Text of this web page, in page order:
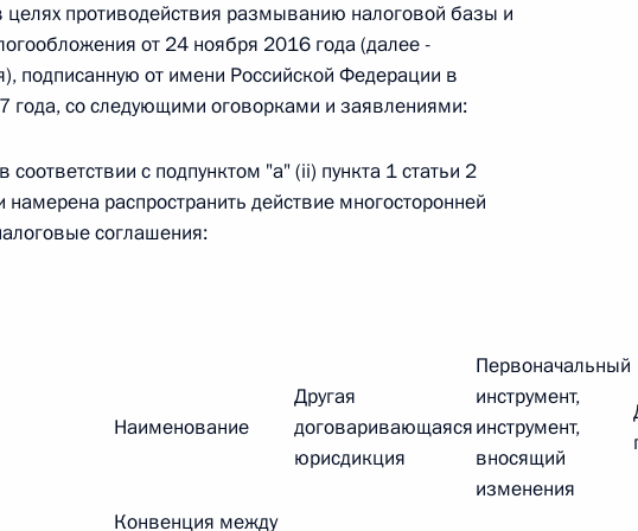
г. № 242-ФЗ
85 и 102 части первой и статью 227–1 части второй Налогового
противодействия размыванию налоговой базы и
от 24 ноября 2016 года (далее -
подписанную от имени Российской Федерации в
года, со следующими оговорками и заявлениями:
с подпунктом "а" (ii) пункта 1 статьи 2
распространить действие многосторонней
соглашения:
Наименование
Другая
договаривающаяся
юрисдикция
Первоначальный
инструмент,
инструмент,
вносящий
изменения
Конвенция между